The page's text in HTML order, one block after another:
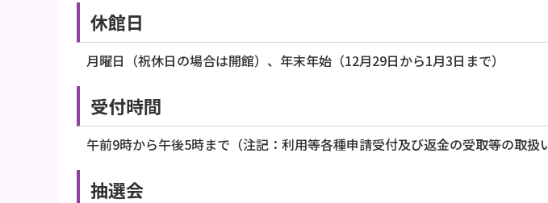
休館日
月曜日（祝休日の場合は開館）、年末年始（12月29日から1月3日まで）
受付時間
午前9時から午後5時まで（注記：利用等各種申請受付及び返金の受取等の取扱
抽選会